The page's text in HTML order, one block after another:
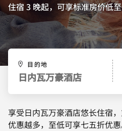
住宿 3 晚起，可享标准房价低
目的地
日内瓦万豪酒店
享受日内瓦万豪酒店悠长住宿
优惠越多，至低可享七五折优惠